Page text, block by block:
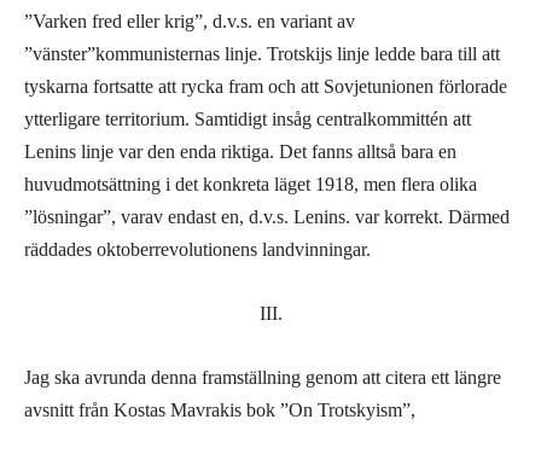
”Varken fred eller krig”, d.v.s. en variant av
”vänster”kommunisternas linje. Trotskijs linje ledde bara till att
tyskarna fortsatte att rycka fram och att Sovjetunionen förlorade
ytterligare territorium. Samtidigt insåg centralkommittén att
Lenins linje var den enda riktiga. Det fanns alltså bara en
huvudmotsättning i det konkreta läget 1918, men flera olika
”lösningar”, varav endast en, d.v.s. Lenins. var korrekt. Därmed
räddades oktoberrevolutionens landvinningar.
III.
Jag ska avrunda denna framställning genom att citera ett längre
avsnitt från Kostas Mavrakis bok ”On Trotskyism”,